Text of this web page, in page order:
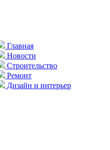
Главная
Новости
Строительство
Ремонт
Дизайн и интерьер